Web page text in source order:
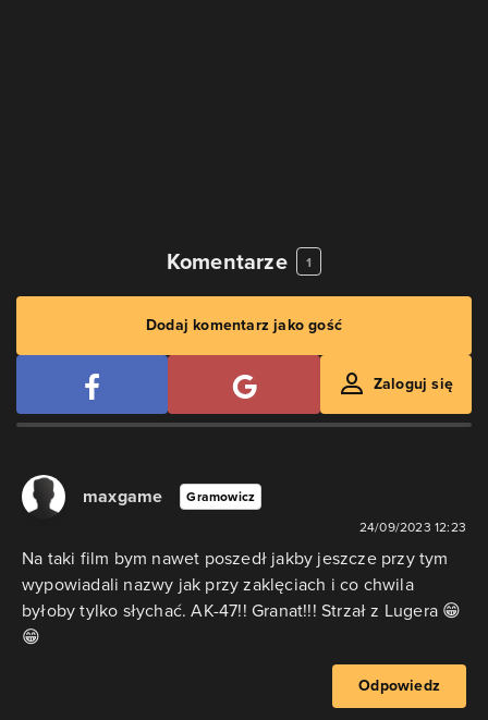
Komentarze 1
Dodaj komentarz jako gość
Zaloguj się
maxgame Gramowicz
24/09/2023 12:23
Na taki film bym nawet poszedł jakby jeszcze przy tym
wypowiadali nazwy jak przy zaklęciach i co chwila
byłoby tylko słychać. AK-47!! Granat!!! Strzał z Lugera 😁
😁
Odpowiedz